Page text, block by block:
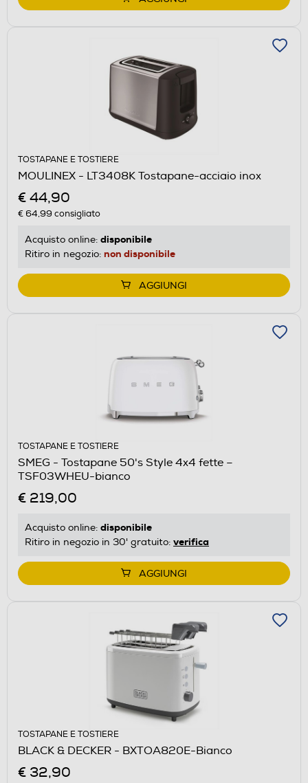
TOSTAPANE E TOSTIERE
MOULINEX - LT3408K Tostapane-acciaio inox
€ 44,90
€ 64,99 consigliato
Acquisto online: disponibile
Ritiro in negozio: non disponibile
AGGIUNGI
TOSTAPANE E TOSTIERE
SMEG - Tostapane 50's Style 4x4 fette –
TSF03WHEU-bianco
€ 219,00
Acquisto online: disponibile
Ritiro in negozio in 30' gratuito: verifica
AGGIUNGI
TOSTAPANE E TOSTIERE
BLACK & DECKER - BXTOA820E-Bianco
€ 32,90